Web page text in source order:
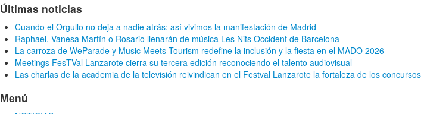
Últimas noticias
Cuando el Orgullo no deja a nadie atrás: así vivimos la manifestación de Madrid
Raphael, Vanesa Martín o Rosario llenarán de música Les Nits Occident de Barcelona
La carroza de WeParade y Music Meets Tourism redefine la inclusión y la fiesta en el MADO 2026
Meetings FesTVal Lanzarote cierra su tercera edición reconociendo el talento audiovisual
Las charlas de la academia de la televisión reivindican en el Festval Lanzarote la fortaleza de los concursos
Menú